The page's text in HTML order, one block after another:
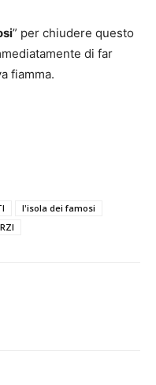
” per chiudere questo
di far
fiamma.
l'isola dei famosi